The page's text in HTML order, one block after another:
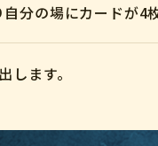
自分の場にカードが
します。